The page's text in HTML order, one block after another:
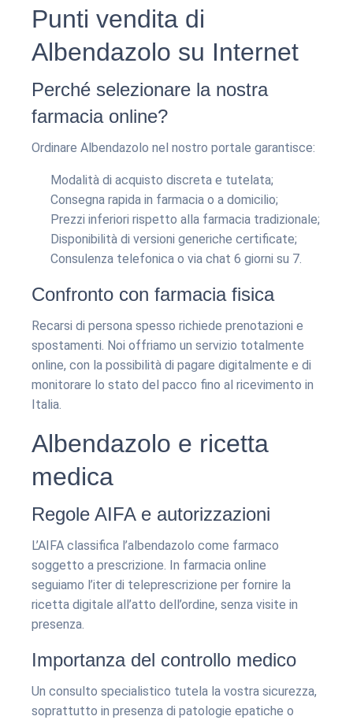
Punti vendita di
Albendazolo su Internet
Perché selezionare la nostra
farmacia online?
Ordinare Albendazolo nel nostro portale garantisce:
Modalità di acquisto discreta e tutelata;
Consegna rapida in farmacia o a domicilio;
Prezzi inferiori rispetto alla farmacia tradizionale;
Disponibilità di versioni generiche certificate;
Consulenza telefonica o via chat 6 giorni su 7.
Confronto con farmacia fisica
Recarsi di persona spesso richiede prenotazioni e
spostamenti. Noi offriamo un servizio totalmente
online, con la possibilità di pagare digitalmente e di
monitorare lo stato del pacco fino al ricevimento in
Italia.
Albendazolo e ricetta
medica
Regole AIFA e autorizzazioni
L’AIFA classifica l’albendazolo come farmaco
soggetto a prescrizione. In farmacia online
seguiamo l’iter di teleprescrizione per fornire la
ricetta digitale all’atto dell’ordine, senza visite in
presenza.
Importanza del controllo medico
Un consulto specialistico tutela la vostra sicurezza,
soprattutto in presenza di patologie epatiche o